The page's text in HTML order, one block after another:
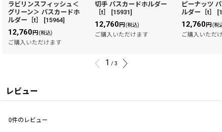
ラビリンスフィッシュ＜
グリーン＞ パスカードホ
ルダー［t］
[15964]
12,760円 (税込)
ご購入いただけます
切手 パスカードホルダー
［t］
[15931]
12,760円 (税込)
ご購入いただけます
ピーナッツ
ルダー［t］
[
12,760円 (税
ご購入いただ
1 / 3
レビュー
0件のレビュー